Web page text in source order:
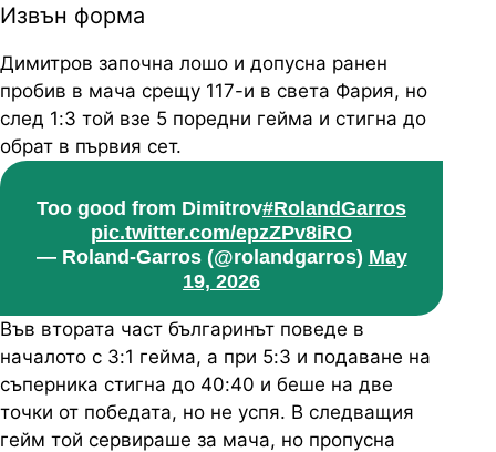
Извън форма
Димитров започна лошо и допусна ранен
пробив в мача срещу 117-и в света Фария, но
след 1:3 той взе 5 поредни гейма и стигна до
обрат в първия сет.
Too good from Dimitrov#RolandGarros
pic.twitter.com/epzZPv8iRO
— Roland-Garros (@rolandgarros) May
19, 2026
Във втората част българинът поведе в
началото с 3:1 гейма, а при 5:3 и подаване на
съперника стигна до 40:40 и беше на две
точки от победата, но не успя. В следващия
гейм той сервираше за мача, но пропусна